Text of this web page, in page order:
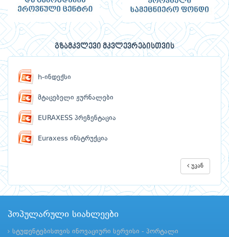
გზამკვლევი მკვლევრებისთვის
h-ინდექსი
მტაცებელი ჟურნალები
EURAXESS პრეზენტაცია
Euraxess ინსტრუქცია
უკან
პოპულარული სიახლეები
სტუდენტებისთვის ინოვაციური სერვისი - პორტალი